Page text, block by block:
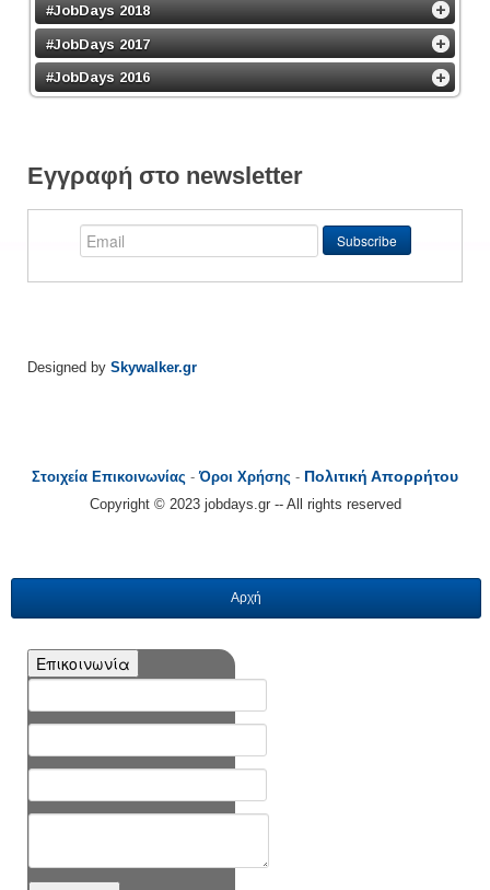
#JobDays 2018
#JobDays 2017
#JobDays 2016
Εγγραφή στο newsletter
Designed by Skywalker.gr
Στοιχεία Επικοινωνίας -Όροι Χρήσης - Πολιτική Απορρήτου
Copyright © 2023 jobdays.gr -- All rights reserved
Αρχή